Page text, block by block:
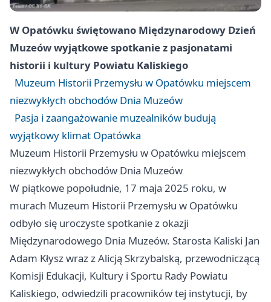
W Opatówku świętowano Międzynarodowy Dzień
Muzeów wyjątkowe spotkanie z pasjonatami
historii i kultury Powiatu Kaliskiego
Muzeum Historii Przemysłu w Opatówku miejscem
niezwykłych obchodów Dnia Muzeów
Pasja i zaangażowanie muzealników budują
wyjątkowy klimat Opatówka
Muzeum Historii Przemysłu w Opatówku miejscem
niezwykłych obchodów Dnia Muzeów
W piątkowe popołudnie, 17 maja 2025 roku, w
murach Muzeum Historii Przemysłu w Opatówku
odbyło się uroczyste spotkanie z okazji
Międzynarodowego Dnia Muzeów. Starosta Kaliski Jan
Adam Kłysz wraz z Alicją Skrzybalską, przewodniczącą
Komisji Edukacji, Kultury i Sportu Rady Powiatu
Kaliskiego, odwiedzili pracowników tej instytucji, by